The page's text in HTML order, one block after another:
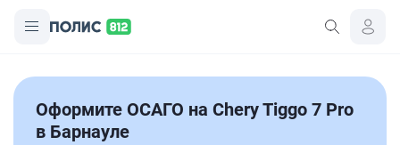
Оформите ОСАГО на Chery Tiggo 7 Pro
в Барнауле